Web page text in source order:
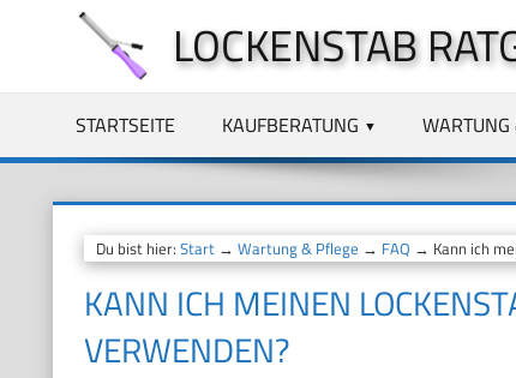
springen
LOCKENSTAB
STARTSEITE KAUFBERATUNG WARTUNG
Du bist hier: Start→ Wartung & Pflege → FAQ → Kann ich
KANN ICH MEINEN
VERWENDEN?